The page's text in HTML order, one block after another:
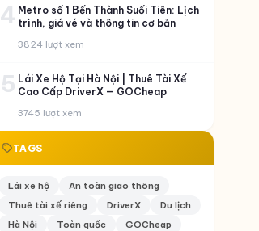
4 Metro số 1 Bến Thành Suối Tiên: Lịch
trình, giá vé và thông tin cơ bản
3824 lượt xem
5 Lái Xe Hộ Tại Hà Nội | Thuê Tài Xế
Cao Cấp DriverX — GOCheap
3745 lượt xem
TAGS
Lái xe hộ
An toàn giao thông
Thuê tài xế riêng
DriverX
Du lịch
Hà Nội
Toàn quốc
GOCheap